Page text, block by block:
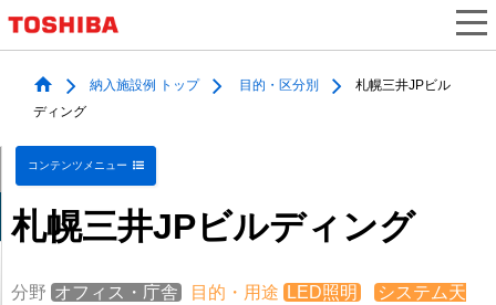
納入施設例 トップ 目的・区分別
札幌三井JPビル
ディング
コンテンツメニュー
札幌三井JPビルディング
分野 オフィス・庁舎 目的・用途 LED照明
システム天